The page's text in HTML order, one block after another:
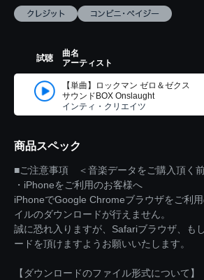
試聴
曲名
アーティスト
【単曲】ロックマン ゼロ＆ゼクス
サウンドBOX Onslaught
インティ・クリエイツ
商品スペック
■ご注意事項 ＜音楽データをご購入頂く
・iPhoneをご利用のお客様へ
iPhoneでGoogle Chromeブラウザをご利
イルのダウンロードが行えません。
誠に恐れ入りますが、Safariブラウザ、も
ードを頂けますようお願いいたします。
【ダウンロードのファイル形式について】